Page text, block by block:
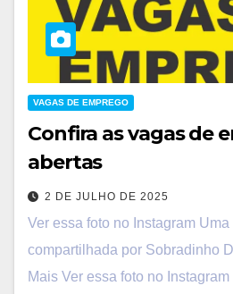
VAGAS DE EMPREGO
Confira as vagas de
abertas
2 DE JULHO DE 2025
Ver essa foto no Instagram
compartilhada por Sobradinho
Mais Ver essa foto no